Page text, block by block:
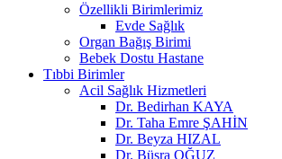
Özellikli Birimlerimiz
Evde Sağlık
Organ Bağış Birimi
Bebek Dostu Hastane
Tıbbi Birimler
Acil Sağlık Hizmetleri
Dr. Bedirhan KAYA
Dr. Taha Emre ŞAHİN
Dr. Beyza HIZAL
Dr. Büşra OĞUZ